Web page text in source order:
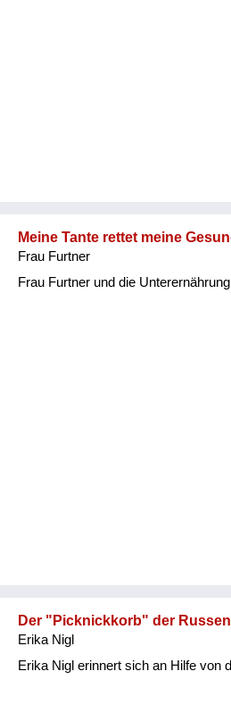
Meine Tante rettet meine
Frau Furtner
Frau Furtner und die Unterernährung
Der "Picknickkorb" der Russen
Erika Nigl
Erika Nigl erinnert sich an Hilfe von